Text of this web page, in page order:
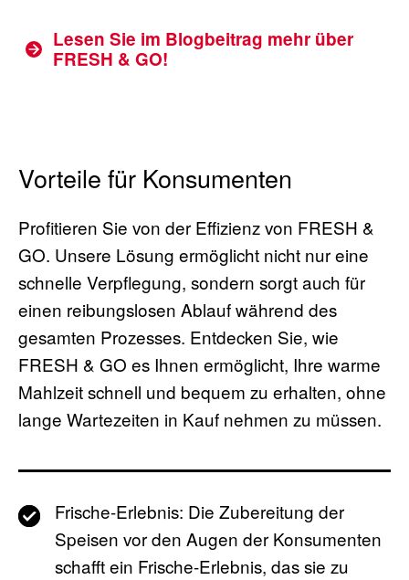
Lesen Sie im Blogbeitrag mehr über
FRESH & GO!
Vorteile für Konsumenten
Profitieren Sie von der Effizienz von FRESH &
GO. Unsere Lösung ermöglicht nicht nur eine
schnelle Verpflegung, sondern sorgt auch für
einen reibungslosen Ablauf während des
gesamten Prozesses. Entdecken Sie, wie
FRESH & GO es Ihnen ermöglicht, Ihre warme
Mahlzeit schnell und bequem zu erhalten, ohne
lange Wartezeiten in Kauf nehmen zu müssen.
Frische-Erlebnis: Die Zubereitung der
Speisen vor den Augen der Konsumenten
schafft ein Frische-Erlebnis, das sie zu